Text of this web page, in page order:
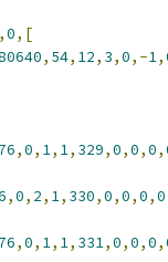
,0,[
, 54, 12, 3,0,-1,
,0, 1, 1, 329,0,0,0,
,0, 2, 1, 330,0,0,0,0
,0, 1, 1, 331,0,0,0,